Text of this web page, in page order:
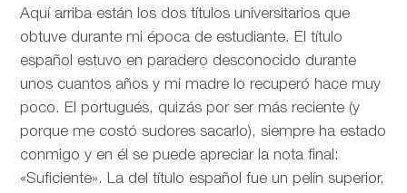
Aquí arriba están los dos títulos universitarios que
obtuve durante mi época de estudiante. El título
español estuvo en paradero desconocido durante
unos cuantos años y mi madre lo recuperó hace muy
poco. El portugués, quizás por ser más reciente (y
porque me costó sudores sacarlo), siempre ha estado
conmigo y en él se puede apreciar la nota final:
«Suficiente». La del título español fue un pelín superior,